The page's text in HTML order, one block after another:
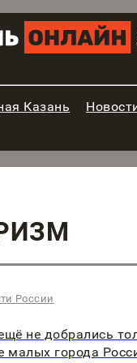
Казань
России
не добрались
малых города